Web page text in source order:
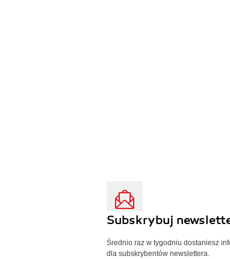
Subskrybuj
Średnio raz w tygodniu dostaniesz
dla subskrybentów newslettera.